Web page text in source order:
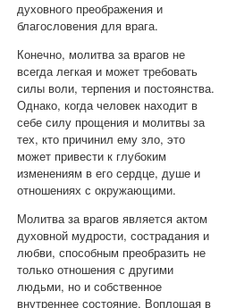
духовного преображения и
благословения для врага.
Конечно, молитва за врагов не
всегда легкая и может требовать
силы воли, терпения и постоянства.
Однако, когда человек находит в
себе силу прощения и молитвы за
тех, кто причинил ему зло, это
может привести к глубоким
изменениям в его сердце, душе и
отношениях с окружающими.
Молитва за врагов является актом
духовной мудрости, сострадания и
любви, способным преобразить не
только отношения с другими
людьми, но и собственное
внутреннее состояние. Воплощая в